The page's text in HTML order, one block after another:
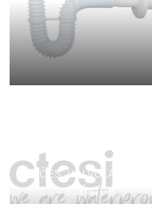
SIFÕES, VÁLVULAS E ACE
SSÓRIOS